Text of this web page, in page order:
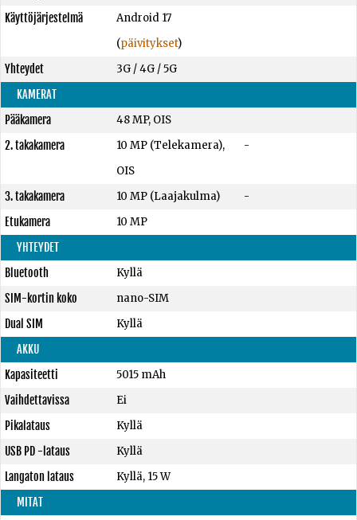
Käyttöjärjestelmä
Android 17
(päivitykset)
Yhteydet
3G / 4G / 5G
KAMERAT
Pääkamera
48 MP, OIS
2. takakamera
10 MP (Telekamera),
OIS
-
3. takakamera 10 MP (Laajakulma)
-
Etukamera
10 MP
YHTEYDET
Bluetooth
Kyllä
SIM-kortin koko
nano-SIM
Dual SIM
Kyllä
AKKU
Kapasiteetti
5015 mAh
Vaihdettavissa
Ei
Pikalataus
Kyllä
USB PD -lataus
Kyllä
Langaton lataus
Kyllä, 15 W
MITAT